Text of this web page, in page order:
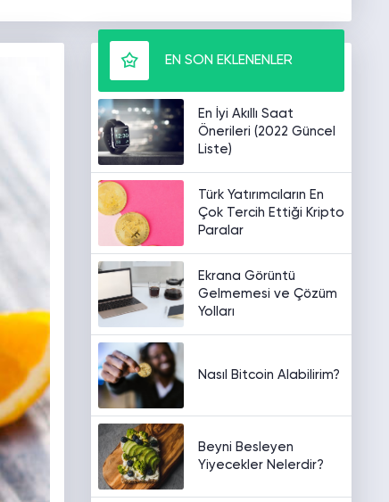
EN SON EKLENENLER
En İyi Akıllı Saat
Önerileri (2022 Güncel
Liste)
Türk Yatırımcıların En
Çok Tercih Ettiği Kripto
Paralar
Ekrana Görüntü
Gelmemesi ve Çözüm
Yolları
Nasıl Bitcoin Alabilirim?
Beyni Besleyen
Yiyecekler Nelerdir?